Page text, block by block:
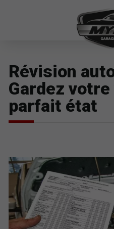
Révision
Gardez
parfait état